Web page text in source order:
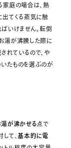
庭の場合は、熱
出てくる蒸気に触
いけません。転倒
湯が沸騰した際に
れているので、や
たものを選ぶのが
湯が沸かせる点で
て、基本的に電